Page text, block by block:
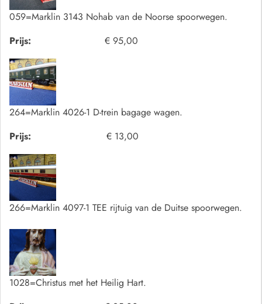
059=Marklin 3143 Nohab van de Noorse spoorwegen.
Prijs:
€ 95,00
264=Marklin 4026-1 D-trein bagage wagen.
Prijs:
€ 13,00
266=Marklin 4097-1 TEE rijtuig van de Duitse spoorwegen.
1028=Christus met het Heilig Hart.